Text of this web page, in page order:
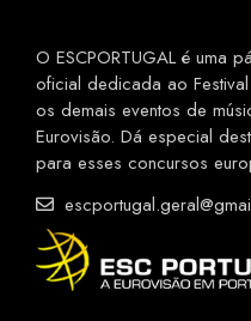
O ESCPORTUGAL é uma
oficial dedicada ao
os demais eventos de
Eurovisão. Dá especial
para esses concursos